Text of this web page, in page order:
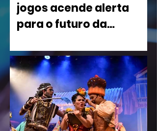
jogos acende alerta
para o futuro da
Nintendo nos Estados Unidos está
causando um rebuliço no mundo dos
games. A empresa conseguiu o registro
de uma mecânica de invocação de
personagens secundários durante o
jogo, uma função super comum em
RPGs e jogos de ação. A medida, que